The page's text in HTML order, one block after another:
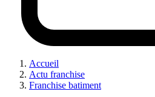
Accueil
Actu franchise
Franchise batiment